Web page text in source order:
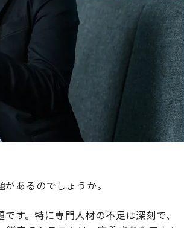
あるのでしょうか。
す。特に専門人材の不足は深刻で、